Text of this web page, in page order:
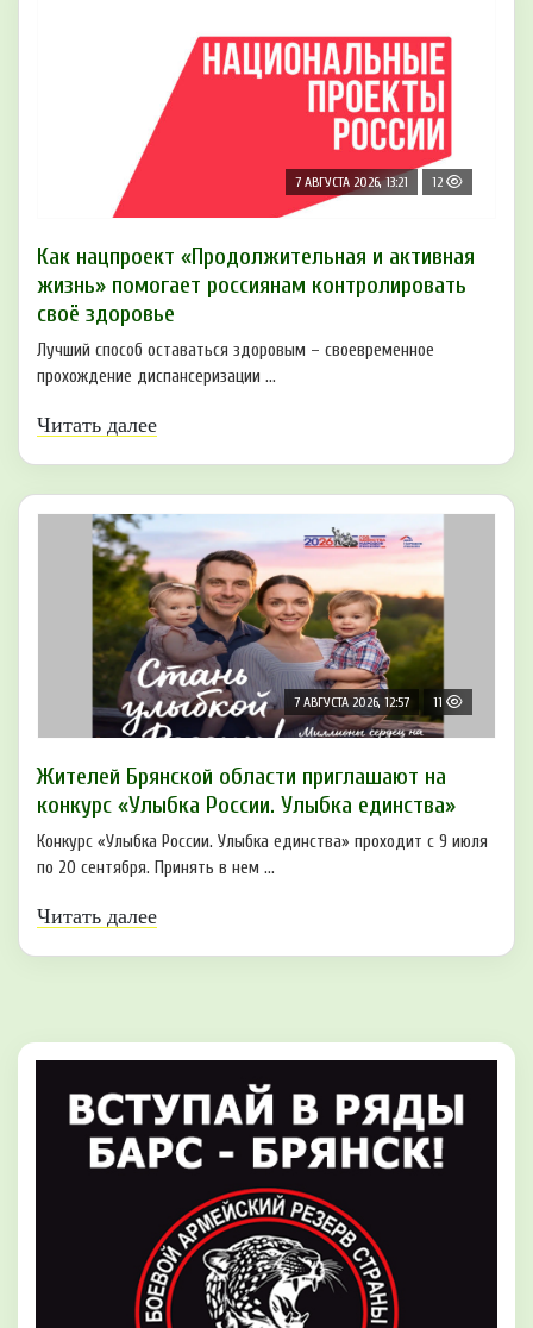
7 АВГУСТА 2026, 13:21 12
Как нацпроект «Продолжительная и активная
жизнь» помогает россиянам контролировать
своё здоровье
Лучший способ оставаться здоровым – своевременное
прохождение диспансеризации ...
Читать далее
7 АВГУСТА 2026, 12:57 11
Жителей Брянской области приглашают на
конкурс «Улыбка России. Улыбка единства»
Конкурс «Улыбка России. Улыбка единства» проходит с 9 июля
по 20 сентября. Принять в нем ...
Читать далее